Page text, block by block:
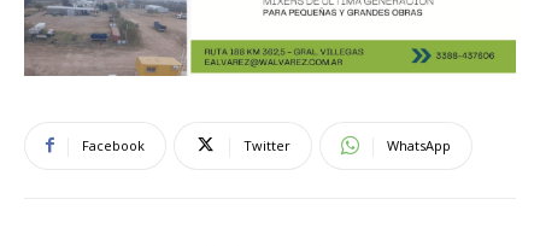
Facebook Twitter WhatsApp